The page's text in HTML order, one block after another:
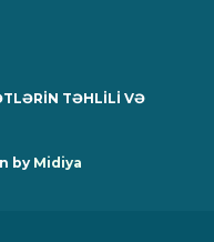
TƏHLİLİ VƏ
by Midiya